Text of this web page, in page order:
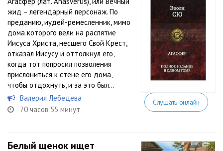
жид – легендарный персонаж. По
преданию, иудей-ремесленник, мимо
дома которого вели на распятие
Иисуса Христа, несшего Свой Крест,
отказал Иисусу и оттолкнул его,
когда тот попросил позволения
прислониться к стене его дома,
чтобы отдохнуть, и за это был...
Валерия Лебедева
70 часов 55 минут
Слушать онлайн
Белый щенок ищет